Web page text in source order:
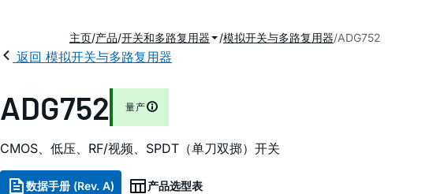
主页 产品 开关和多路复用器 模拟开关与多路复用器 ADG752
返回 模拟开关与多路复用器
ADG752 量产
CMOS、低压、RF/视频、SPDT（单刀双掷）开关
数据手册 (Rev. A) 产品选型表